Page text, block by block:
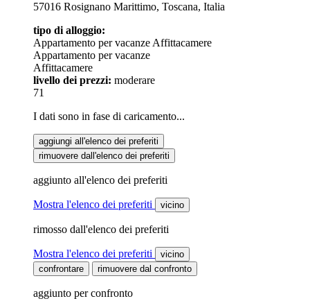
57016 Rosignano Marittimo, Toscana, Italia
tipo di alloggio:
Appartamento per vacanze Affittacamere
Appartamento per vacanze
Affittacamere
livello dei prezzi: moderare
71
I dati sono in fase di caricamento...
aggiungi all'elenco dei preferiti
rimuovere dall'elenco dei preferiti
aggiunto all'elenco dei preferiti
Mostra l'elenco dei preferiti vicino
rimosso dall'elenco dei preferiti
Mostra l'elenco dei preferiti
vicino
confrontare
rimuovere dal confronto
aggiunto per confronto